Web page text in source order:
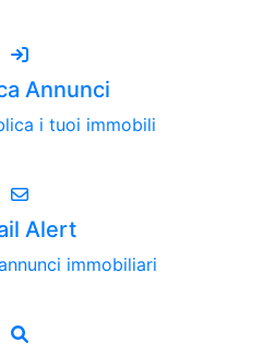
Annunci
i tuoi immobili
Alert
immobiliari